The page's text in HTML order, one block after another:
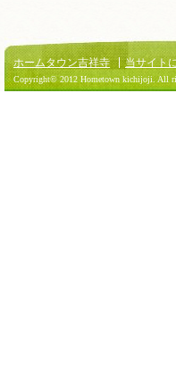
ホームタウン吉祥寺 当サイト
Copyright© 2012 Hometown kichijoji. All